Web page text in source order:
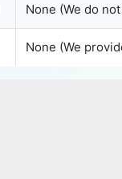
None (We do
None (We